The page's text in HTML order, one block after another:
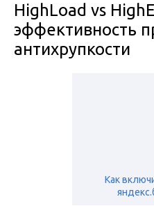
HighLoad vs
эффективность
антихрупкости
Как